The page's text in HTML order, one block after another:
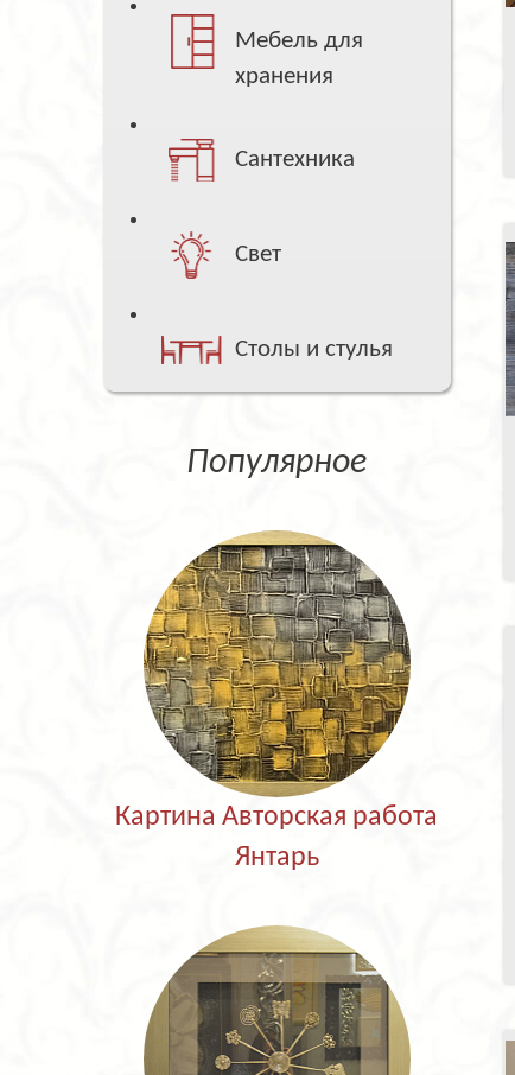
Мебель для
хранения
Сантехника
Свет
Столы и стулья
Популярное
Картина Авторская работа
Янтарь